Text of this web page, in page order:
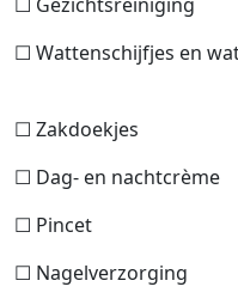
☐ Wattenschijfjes en
☐ Zakdoekjes
☐ Dag- en nachtcrème
☐ Pincet
☐ Nagelverzorging